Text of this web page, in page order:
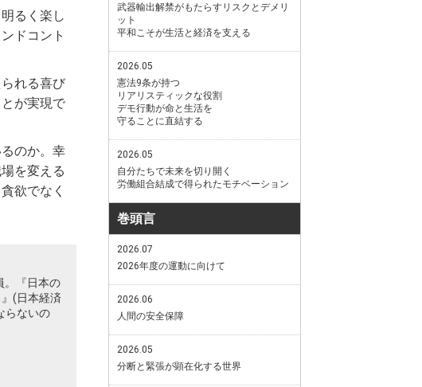
るく楽し
ドコント
れる喜び
が実現で
のか。幸
を変える
欲でなく
『日本の
(日本経済
らないの
武器輸出解禁がもたらすリスクとデメリ
ット
平和こそが生活と経済を支える
2026.05
憲法9条が持つ
リアリスティックな役割
デモ行動が命と生活を
守ることに直結する
2026.05
自分たちで未来を切り開く
労働組合結成で得られたモチベーション
巻頭言
2026.07
2026年度の運動に向けて
2026.06
人間の安全保障
2026.05
分断と緊張が顕在化する世界